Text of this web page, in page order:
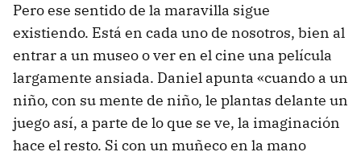
Pero ese sentido de la maravilla sigue
existiendo. Está en cada uno de nosotros, bien al
entrar a un museo o ver en el cine una película
largamente ansiada. Daniel apunta «cuando a un
niño, con su mente de niño, le plantas delante un
juego así, a parte de lo que se ve, la imaginación
hace el resto. Si con un muñeco en la mano